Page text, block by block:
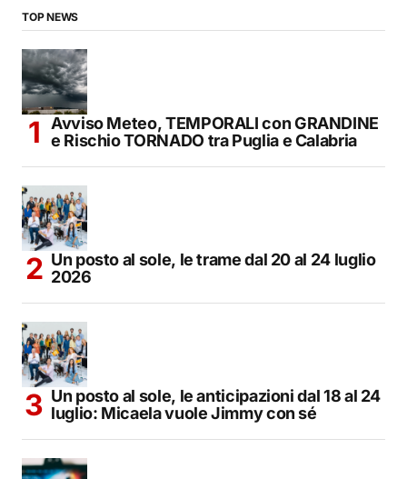
TOP NEWS
Avviso Meteo, TEMPORALI con GRANDINE
e Rischio TORNADO tra Puglia e Calabria
Un posto al sole, le trame dal 20 al 24 luglio
2026
Un posto al sole, le anticipazioni dal 18 al 24
luglio: Micaela vuole Jimmy con sé